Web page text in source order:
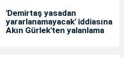
'Demirtaş yasadan
yararlanamayacak' iddiasına
Akın Gürlek'ten yalanlama